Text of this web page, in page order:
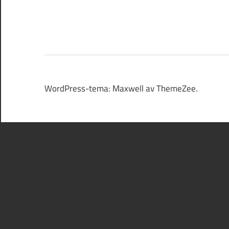
WordPress-tema: Maxwell av ThemeZee.